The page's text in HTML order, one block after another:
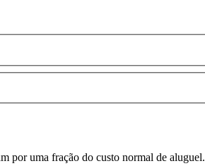
por uma fração do custo normal de aluguel.